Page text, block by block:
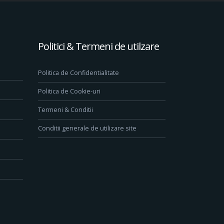
Politici & Termeni de utilzare
Politica de Confidentialitate
Politica de Cookie-uri
Termeni & Conditii
Conditii generale de utilizare site